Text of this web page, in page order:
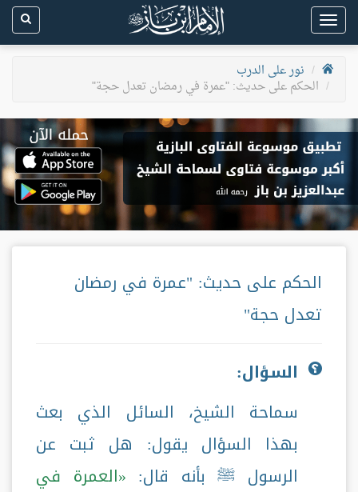
Toggle
navigation
نور على الدرب
الحكم على حديث: "عمرة في رمضان تعدل حجة"
الحكم على حديث: "عمرة في رمضان
تعدل حجة"
السؤال:
سماحة الشيخ، السائل الذي بعث
بهذا السؤال يقول: هل ثبت عن
الرسول ﷺ بأنه قال:
العمرة في